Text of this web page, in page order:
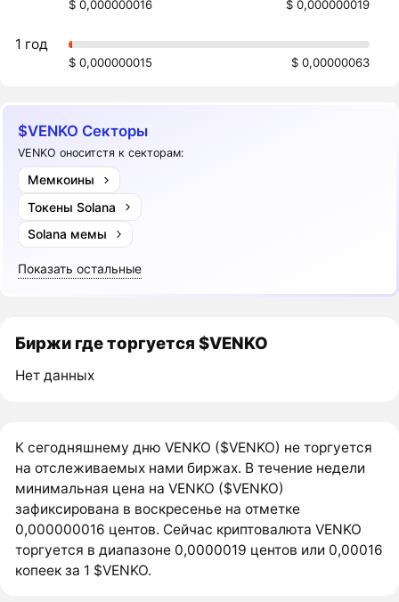
$ 0,000000016 $ 0,000000019
1 год
$ 0,000000015 $ 0,00000063
$VENKO Секторы
VENKO оноситстя к секторам:
Мемкоины
Токены Solana
Solana мемы
Показать остальные
Биржи где торгуется $VENKO
Нет данных
К сегодняшнему дню VENKO ($VENKO) не торгуется
на отслеживаемых нами биржах. В течение недели
минимальная цена на VENKO ($VENKO)
зафиксирована в воскресенье на отметке
0,000000016 центов. Сейчас криптовалюта VENKO
торгуется в диапазоне 0,0000019 центов или 0,00016
копеек за 1 $VENKO.